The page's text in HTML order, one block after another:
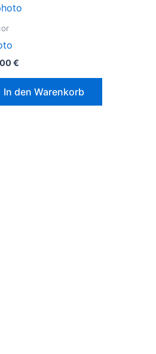
€
In den Warenkorb